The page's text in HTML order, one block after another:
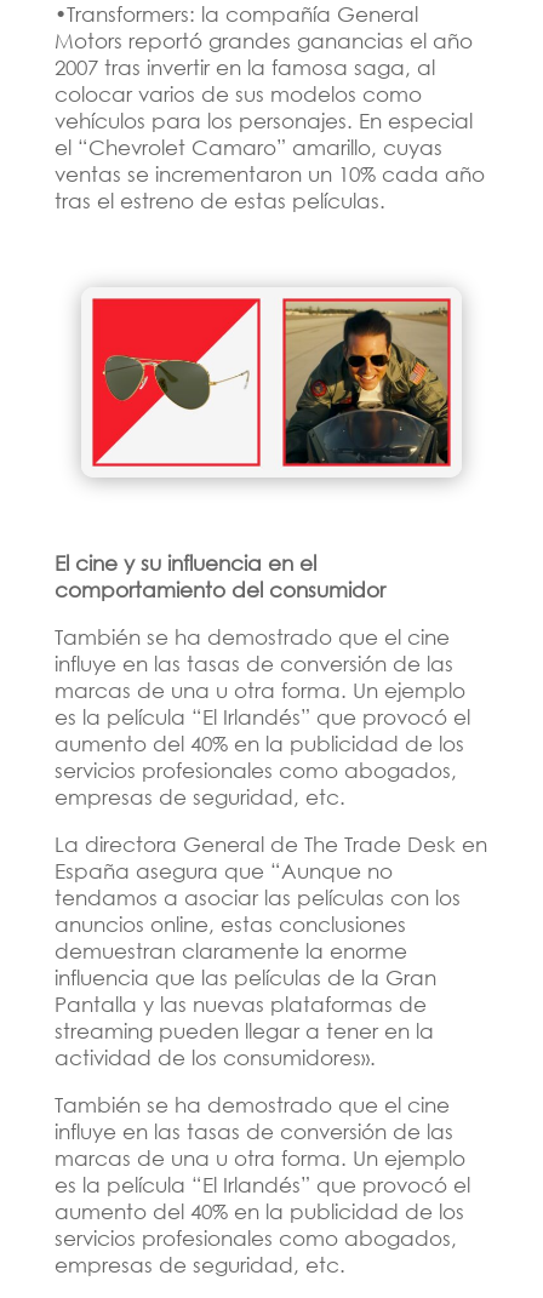
•Transformers: la compañía General
Motors reportó grandes ganancias el año
2007 tras invertir en la famosa saga, al
colocar varios de sus modelos como
vehículos para los personajes. En especial
el “Chevrolet Camaro” amarillo, cuyas
ventas se incrementaron un 10% cada año
tras el estreno de estas películas.
El cine y su influencia en el
comportamiento del consumidor
También se ha demostrado que el cine
influye en las tasas de conversión de las
marcas de una u otra forma. Un ejemplo
es la película “El Irlandés” que provocó el
aumento del 40% en la publicidad de los
servicios profesionales como abogados,
empresas de seguridad, etc.
La directora General de The Trade Desk en
España asegura que “Aunque no
tendamos a asociar las películas con los
anuncios online, estas conclusiones
demuestran claramente la enorme
influencia que las películas de la Gran
Pantalla y las nuevas plataformas de
streaming pueden llegar a tener en la
actividad de los consumidores».
También se ha demostrado que el cine
influye en las tasas de conversión de las
marcas de una u otra forma. Un ejemplo
es la película “El Irlandés” que provocó el
aumento del 40% en la publicidad de los
servicios profesionales como abogados,
empresas de seguridad, etc.